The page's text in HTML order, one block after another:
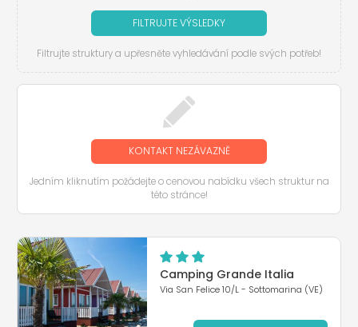
FILTRUJTE VÝSLEDKY
Filtrujte struktury a upřesněte vyhledávání podle svých potřeb!
KONTAKT NEZÁVAZNĚ
Jedním kliknutím požádejte o cenovou nabídku všech struktur na
této stránce!
Camping Grande Italia
Via San Felice 10/L - Sottomarina (VE)